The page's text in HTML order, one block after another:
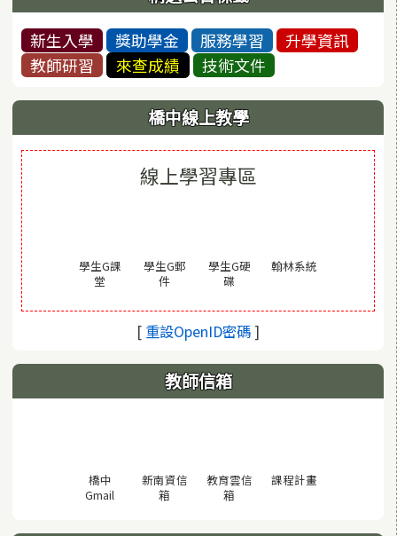
新生入學 獎助學金 服務學習
升學資訊
教師研習
來查成績 技術文件
橋中線上教學
線上學習專區
學生G課
堂
學生G郵
件(另開視窗)
學生G硬
碟(另開視窗)
翰林系統(另開視窗)
[ 重設OpenID密碼(另開視窗)
]
教師信箱
橋中
Gmail (另開視窗)
新南資信
箱
教育雲信
箱
課程計畫(另開視窗)